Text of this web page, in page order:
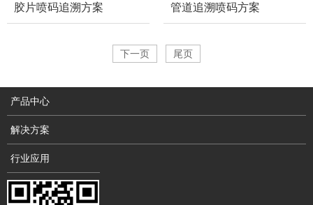
胶片喷码追溯方案 管道追溯喷码方案
下一页 尾页
产品中心
解决方案
行业应用